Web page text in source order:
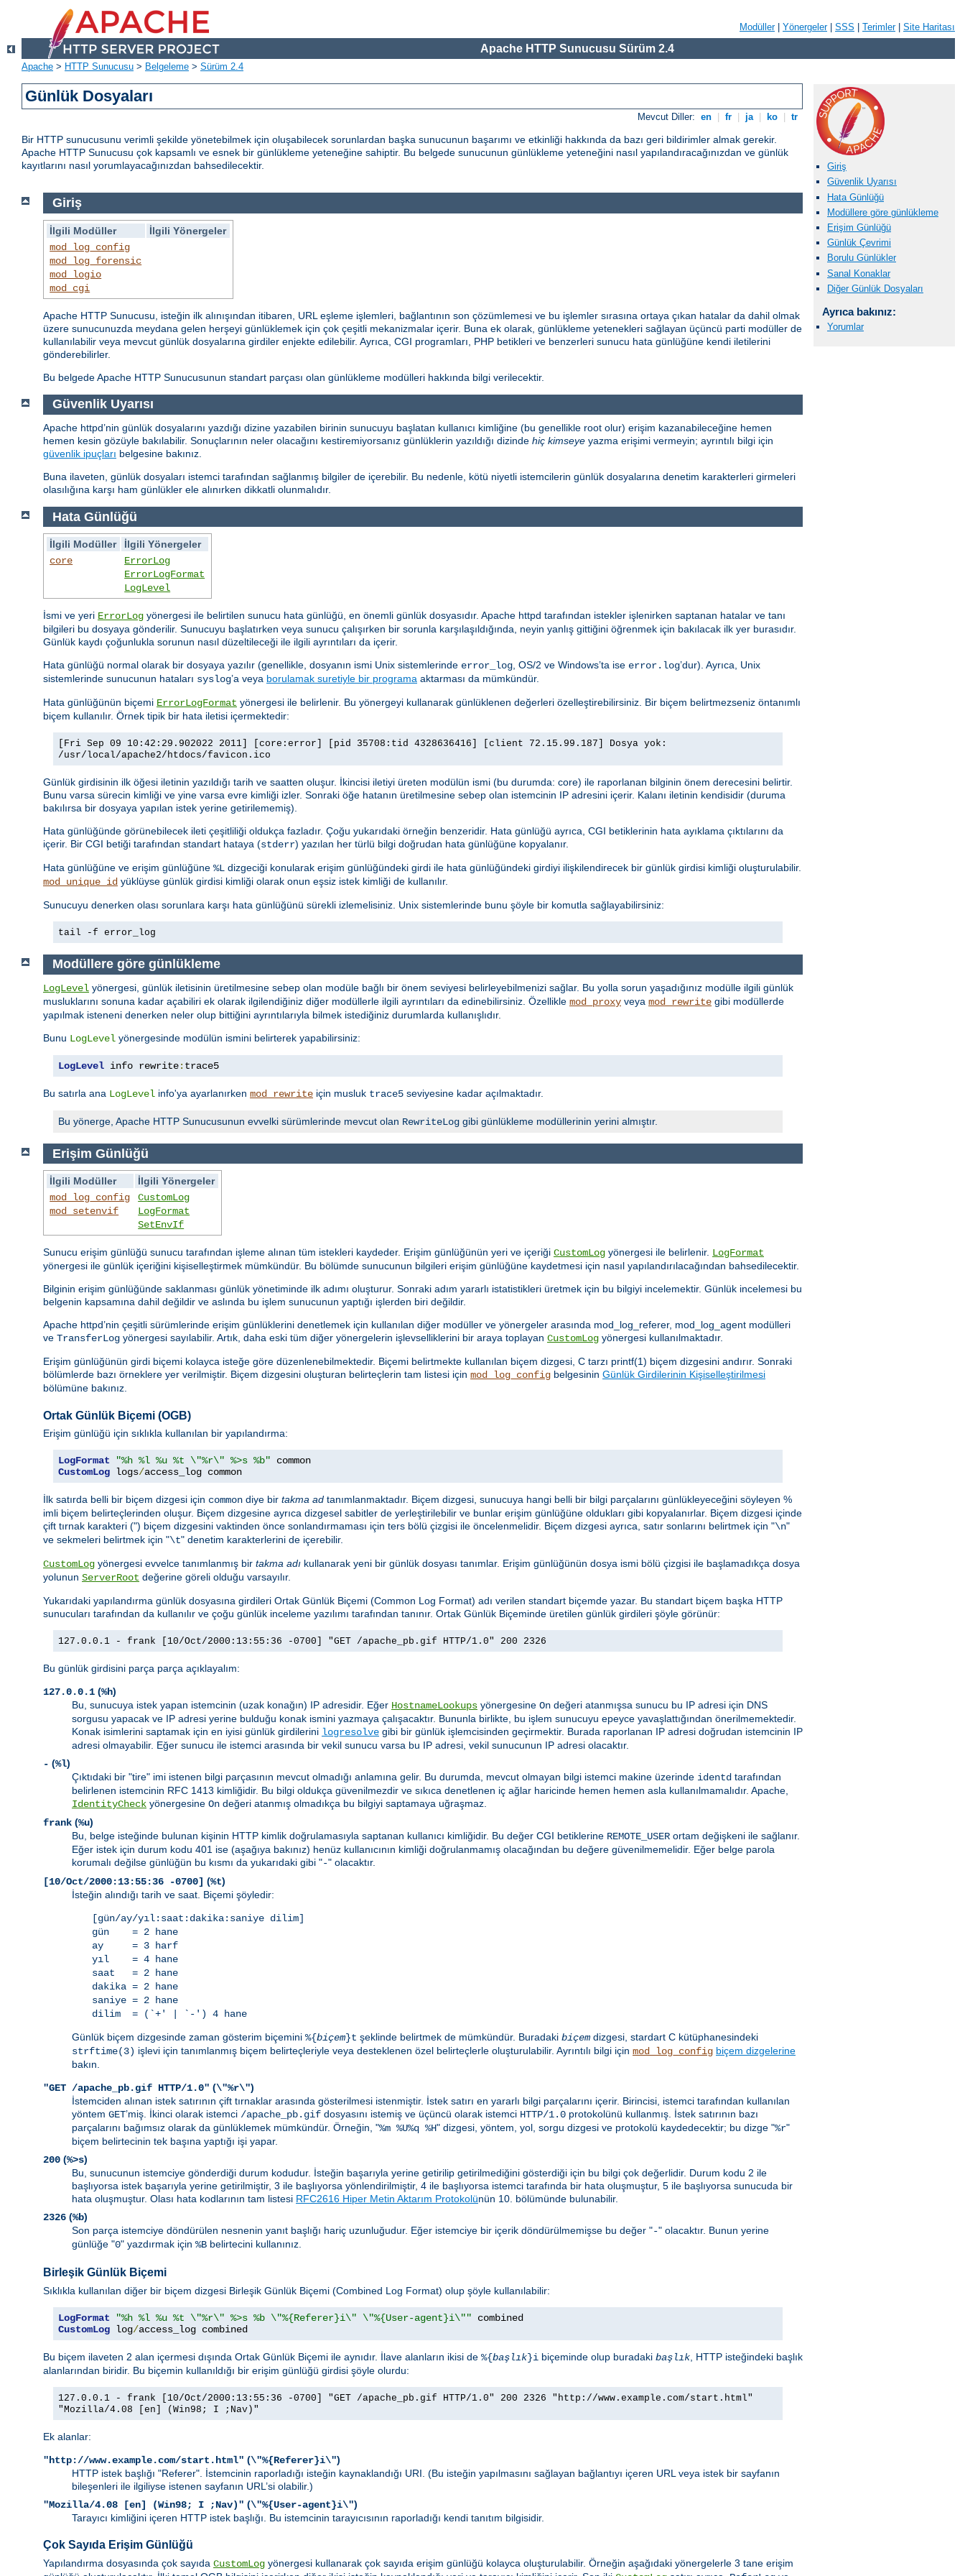
Modüller| Yönergeler| SSS Terimler| Site Haritası
Apache HTTP Sunucusu Sürüm 2.4
Apache > HTTP Sunucusu > Belgeleme > Sürüm 2.4
Günlük Dosyaları
Mevcut Diller: en fr ja ko tr
Bir HTTP sunucusunu verimli şekilde yönetebilmek için oluşabilecek sorunlardan başka sunucunun başarımı ve etkinliği hakkında da bazı geri bildirimler almak gerekir.
Apache HTTP Sunucusu çok kapsamlı ve esnek bir günlükleme yeteneğine sahiptir. Bu belgede sunucunun günlükleme yeteneğini nasıl yapılandıracağınızdan ve günlük
kayıtlarını nasıl yorumlayacağınızdan bahsedilecektir.
Giriş
Güvenlik Uyarısı
Hata Günlüğü
Modüllere göre günlükleme
Erişim Günlüğü
Günlük Çevrimi
Borulu Günlükler
Sanal Konaklar
Diğer Günlük Dosyaları
Ayrıca bakınız:
Yorumlar
Giriş
İlgili Modüller
İlgili Yönergeler
mod_log_config
mod_log_forensic
mod_logio
mod_cgi
Apache HTTP Sunucusu, isteğin ilk alınışından itibaren, URL eşleme işlemleri, bağlantının son çözümlemesi ve bu işlemler sırasına ortaya çıkan hatalar da dahil olmak
üzere sunucunuzda meydana gelen herşeyi günlüklemek için çok çeşitli mekanizmalar içerir. Buna ek olarak, günlükleme yetenekleri sağlayan üçüncü parti modüller de
kullanılabilir veya mevcut günlük dosyalarına girdiler enjekte edilebilir. Ayrıca, CGI programları, PHP betikleri ve benzerleri sunucu hata günlüğüne kendi iletilerini
gönderebilirler.
Bu belgede Apache HTTP Sunucusunun standart parçası olan günlükleme modülleri hakkında bilgi verilecektir.
Güvenlik Uyarısı
Apache httpd’nin günlük dosyalarını yazdığı dizine yazabilen birinin sunucuyu başlatan kullanıcı kimliğine (bu genellikle root olur) erişim kazanabileceğine hemen
hemen kesin gözüyle bakılabilir. Sonuçlarının neler olacağını kestiremiyorsanız günlüklerin yazıldığı dizinde hiç kimseye yazma erişimi vermeyin; ayrıntılı bilgi için
güvenlik ipuçları belgesine bakınız.
Buna ilaveten, günlük dosyaları istemci tarafından sağlanmış bilgiler de içerebilir. Bu nedenle, kötü niyetli istemcilerin günlük dosyalarına denetim karakterleri girmeleri
olasılığına karşı ham günlükler ele alınırken dikkatli olunmalıdır.
Hata Günlüğü
İlgili Modüller
İlgili Yönergeler
core
ErrorLog
ErrorLogFormat
LogLevel
İsmi ve yeri ErrorLog yönergesi ile belirtilen sunucu hata günlüğü, en önemli günlük dosyasıdır. Apache httpd tarafından istekler işlenirken saptanan hatalar ve tanı
bilgileri bu dosyaya gönderilir. Sunucuyu başlatırken veya sunucu çalışırken bir sorunla karşılaşıldığında, neyin yanlış gittiğini öğrenmek için bakılacak ilk yer burasıdır.
Günlük kaydı çoğunlukla sorunun nasıl düzeltileceği ile ilgili ayrıntıları da içerir.
Hata günlüğü normal olarak bir dosyaya yazılır (genellikle, dosyanın ismi Unix sistemlerinde error_log, OS/2 ve Windows’ta ise error.log’dur). Ayrıca, Unix
sistemlerinde sunucunun hataları syslog’a veya borulamak suretiyle bir programa aktarması da mümkündür.
Hata günlüğünün biçemi ErrorLogFormat yönergesi ile belirlenir. Bu yönergeyi kullanarak günlüklenen değerleri özelleştirebilirsiniz. Bir biçem belirtmezseniz öntanımlı
biçem kullanılır. Örnek tipik bir hata iletisi içermektedir:
[Fri Sep 09 10:42:29.902022 2011] [core:error] [pid 35708:tid 4328636416] [client 72.15.99.187] Dosya yok:
/usr/local/apache2/htdocs/favicon.ico
Günlük girdisinin ilk öğesi iletinin yazıldığı tarih ve saatten oluşur. İkincisi iletiyi üreten modülün ismi (bu durumda: core) ile raporlanan bilginin önem derecesini belirtir.
Bunu varsa sürecin kimliği ve yine varsa evre kimliği izler. Sonraki öğe hatanın üretilmesine sebep olan istemcinin IP adresini içerir. Kalanı iletinin kendisidir (duruma
bakılırsa bir dosyaya yapılan istek yerine getirilememiş).
Hata günlüğünde görünebilecek ileti çeşitliliği oldukça fazladır. Çoğu yukarıdaki örneğin benzeridir. Hata günlüğü ayrıca, CGI betiklerinin hata ayıklama çıktılarını da
içerir. Bir CGI betiği tarafından standart hataya (stderr) yazılan her türlü bilgi doğrudan hata günlüğüne kopyalanır.
Hata günlüğüne ve erişim günlüğüne %L dizgeciği konularak erişim günlüğündeki girdi ile hata günlüğündeki girdiyi ilişkilendirecek bir günlük girdisi kimliği oluşturulabilir.
mod_unique_id yüklüyse günlük girdisi kimliği olarak onun eşsiz istek kimliği de kullanılır.
Sunucuyu denerken olası sorunlara karşı hata günlüğünü sürekli izlemelisiniz. Unix sistemlerinde bunu şöyle bir komutla sağlayabilirsiniz:
tail -f error_log
Modüllere göre günlükleme
LogLevel yönergesi, günlük iletisinin üretilmesine sebep olan modüle bağlı bir önem seviyesi belirleyebilmenizi sağlar. Bu yolla sorun yaşadığınız modülle ilgili günlük
musluklarını sonuna kadar açabiliri ek olarak ilgilendiğiniz diğer modüllerle ilgili ayrıntıları da edinebilirsiniz. Özellikle mod_proxy veya mod_rewrite gibi modüllerde
yapılmak isteneni denerken neler olup bittiğini ayrıntılarıyla bilmek istediğiniz durumlarda kullanışlıdır.
Bunu LogLevel yönergesinde modülün ismini belirterek yapabilirsiniz:
LogLevel info rewrite: trace5
Bu satırla ana LogLevel info'ya ayarlanırken mod_rewrite için musluk trace5 seviyesine kadar açılmaktadır.
Bu yönerge, Apache HTTP Sunucusunun evvelki sürümlerinde mevcut olan RewriteLog gibi günlükleme modüllerinin yerini almıştır.
Erişim Günlüğü
İlgili Modüller
İlgili Yönergeler
mod_log_config
mod_setenvif
CustomLog
LogFormat
SetEnvIf
Sunucu erişim günlüğü sunucu tarafından işleme alınan tüm istekleri kaydeder. Erişim günlüğünün yeri ve içeriği CustomLog yönergesi ile belirlenir. LogFormat
yönergesi ile günlük içeriğini kişiselleştirmek mümkündür. Bu bölümde sunucunun bilgileri erişim günlüğüne kaydetmesi için nasıl yapılandırılacağından bahsedilecektir.
Bilginin erişim günlüğünde saklanması günlük yönetiminde ilk adımı oluşturur. Sonraki adım yararlı istatistikleri üretmek için bu bilgiyi incelemektir. Günlük incelemesi bu
belgenin kapsamına dahil değildir ve aslında bu işlem sunucunun yaptığı işlerden biri değildir.
Apache httpd’nin çeşitli sürümlerinde erişim günlüklerini denetlemek için kullanılan diğer modüller ve yönergeler arasında mod_log_referer, mod_log_agent modülleri
ve TransferLog yönergesi sayılabilir. Artık, daha eski tüm diğer yönergelerin işlevselliklerini bir araya toplayan CustomLog yönergesi kullanılmaktadır.
Erişim günlüğünün girdi biçemi kolayca isteğe göre düzenlenebilmektedir. Biçemi belirtmekte kullanılan biçem dizgesi, C tarzı printf(1) biçem dizgesini andırır. Sonraki
bölümlerde bazı örneklere yer verilmiştir. Biçem dizgesini oluşturan belirteçlerin tam listesi için mod_log_config belgesinin Günlük Girdilerinin Kişiselleştirilmesi
bölümüne bakınız.
Ortak Günlük Biçemi (OGB)
Erişim günlüğü için sıklıkla kullanılan bir yapılandırma:
LogFormat "%h %l %u %t \"%r\" %>s %b"
CustomLog logs/access_log common
İlk satırda belli bir biçem dizgesi için common diye bir takma ad tanımlanmaktadır. Biçem dizgesi, sunucuya hangi belli bir bilgi parçalarını günlükleyeceğini söyleyen %
imli biçem belirteçlerinden oluşur. Biçem dizgesine ayrıca dizgesel sabitler de yerleştirilebilir ve bunlar erişim günlüğüne oldukları gibi kopyalanırlar. Biçem dizgesi içinde
çift tırnak karakteri (") biçem dizgesini vaktinden önce sonlandırmaması için ters bölü çizgisi ile öncelenmelidir. Biçem dizgesi ayrıca, satır sonlarını belirtmek için "\n"
ve sekmeleri belirtmek için "\t" denetim karakterlerini de içerebilir.
CustomLog yönergesi evvelce tanımlanmış bir takma adı kullanarak yeni bir günlük dosyası tanımlar. Erişim günlüğünün dosya ismi bölü çizgisi ile başlamadıkça dosya
yolunun ServerRoot değerine göreli olduğu varsayılır.
Yukarıdaki yapılandırma günlük dosyasına girdileri Ortak Günlük Biçemi (Common Log Format) adı verilen standart biçemde yazar. Bu standart biçem başka HTTP
sunucuları tarafından da kullanılır ve çoğu günlük inceleme yazılımı tarafından tanınır. Ortak Günlük Biçeminde üretilen günlük girdileri şöyle görünür:
127.0.0.1 - frank [10/Oct/2000:13:55:36 -0700] "GET /apache_pb.gif HTTP/1.0" 200 2326
Bu günlük girdisini parça parça açıklayalım:
127.0.0.1 (%h)
Bu, sunucuya istek yapan istemcinin (uzak konağın) IP adresidir. Eğer HostnameLookups yönergesine On değeri atanmışsa sunucu bu IP adresi için DNS
sorgusu yapacak ve IP adresi yerine bulduğu konak ismini yazmaya çalışacaktır. Bununla birlikte, bu işlem sunucuyu epeyce yavaşlattığından önerilmemektedir.
Konak isimlerini saptamak için en iyisi günlük girdilerini logresolve gibi bir günlük işlemcisinden geçirmektir. Burada raporlanan IP adresi doğrudan istemcinin IP
adresi olmayabilir. Eğer sunucu ile istemci arasında bir vekil sunucu varsa bu IP adresi, vekil sunucunun IP adresi olacaktır.
- (%l)
Çıktıdaki bir "tire" imi istenen bilgi parçasının mevcut olmadığı anlamına gelir. Bu durumda, mevcut olmayan bilgi istemci makine üzerinde identd tarafından
belirlenen istemcinin RFC 1413 kimliğidir. Bu bilgi oldukça güvenilmezdir ve sıkıca denetlenen iç ağlar haricinde hemen hemen asla kullanılmamalıdır. Apache,
IdentityCheck yönergesine On değeri atanmış olmadıkça bu bilgiyi saptamaya uğraşmaz.
frank (%u)
Bu, belge isteğinde bulunan kişinin HTTP kimlik doğrulamasıyla saptanan kullanıcı kimliğidir. Bu değer CGI betiklerine REMOTE_USER ortam değişkeni ile sağlanır.
Eğer istek için durum kodu 401 ise (aşağıya bakınız) henüz kullanıcının kimliği doğrulanmamış olacağından bu değere güvenilmemelidir. Eğer belge parola
korumalı değilse günlüğün bu kısmı da yukarıdaki gibi "-" olacaktır.
[10/Oct/2000:13:55:36 -0700] (%t)
İsteğin alındığı tarih ve saat. Biçemi şöyledir:
[gün/ay/yıl:saat:dakika:saniye dilim]
gün = 2 hane
ay = 3 harf
yıl = 4 hane
saat = 2 hane
dakika = 2 hane
saniye = 2 hane
dilim = (`+' | `-') 4 hane
Günlük biçem dizgesinde zaman gösterim biçemini %{biçem}t şeklinde belirtmek de mümkündür. Buradaki biçem dizgesi, stardart C kütüphanesindeki
strftime(3) işlevi için tanımlanmış biçem belirteçleriyle veya desteklenen özel belirteçlerle oluşturulabilir. Ayrıntılı bilgi için mod_log_config biçem dizgelerine
bakın.
"GET /apache_pb.gif HTTP/1.0" (\"%r\")
İstemciden alınan istek satırının çift tırnaklar arasında gösterilmesi istenmiştir. İstek satırı en yararlı bilgi parçalarını içerir. Birincisi, istemci tarafından kullanılan
yöntem GET’miş. İkinci olarak istemci /apache_pb.gif dosyasını istemiş ve üçüncü olarak istemci HTTP/1.0 protokolünü kullanmış. İstek satırının bazı
parçalarını bağımsız olarak da günlüklemek mümkündür. Örneğin, "%m %U%q %H" dizgesi, yöntem, yol, sorgu dizgesi ve protokolü kaydedecektir; bu dizge "%r"
biçem belirtecinin tek başına yaptığı işi yapar.
200 (%>s)
Bu, sunucunun istemciye gönderdiği durum kodudur. İsteğin başarıyla yerine getirilip getirilmediğini gösterdiği için bu bilgi çok değerlidir. Durum kodu 2 ile
başlıyorsa istek başarıyla yerine getirilmiştir, 3 ile başlıyorsa yönlendirilmiştir, 4 ile başlıyorsa istemci tarafında bir hata oluşmuştur, 5 ile başlıyorsa sunucuda bir
hata oluşmuştur. Olası hata kodlarının tam listesi RFC2616 Hiper Metin Aktarım Protokolünün 10. bölümünde bulunabilir.
2326 (%b)
Son parça istemciye döndürülen nesnenin yanıt başlığı hariç uzunluğudur. Eğer istemciye bir içerik döndürülmemişse bu değer "-" olacaktır. Bunun yerine
günlüğe "0" yazdırmak için %B belirtecini kullanınız.
Birleşik Günlük Biçemi
Sıklıkla kullanılan diğer bir biçem dizgesi Birleşik Günlük Biçemi (Combined Log Format) olup şöyle kullanılabilir:
LogFormat "%h %l %u %t \"%r\" %>s %b \"%{Referer}i\" \"%{User-agent}i\""
CustomLog log/access_log combined
Bu biçem ilaveten 2 alan içermesi dışında Ortak Günlük Biçemi ile aynıdır. İlave alanların ikisi de %{başlık}i biçeminde olup buradaki başlık , HTTP isteğindeki başlık
alanlarından biridir. Bu biçemin kullanıldığı bir erişim günlüğü girdisi şöyle olurdu:
127.0.0.1 - frank [10/Oct/2000:13:55:36 -0700] "GET /apache_pb.gif HTTP/1.0" 200 2326 "http://www.example.com/start.html"
"Mozilla/4.08 [en] (Win98; I ;Nav)"
Ek alanlar:
"http://www.example.com/start.html" (\"%{Referer}i\")
HTTP istek başlığı "Referer". İstemcinin raporladığı isteğin kaynaklandığı URI. (Bu isteğin yapılmasını sağlayan bağlantıyı içeren URL veya istek bir sayfanın
bileşenleri ile ilgiliyse istenen sayfanın URL’si olabilir.)
"Mozilla/4.08 [en] (Win98; I ;Nav)" (\"%{User-agent}i\")
Tarayıcı kimliğini içeren HTTP istek başlığı. Bu istemcinin tarayıcısının raporladığı kendi tanıtım bilgisidir.
Çok Sayıda Erişim Günlüğü
Yapılandırma dosyasında çok sayıda CustomLog yönergesi kullanarak çok sayıda erişim günlüğü kolayca oluşturulabilir. Örneğin aşağıdaki yönergelerle 3 tane erişim